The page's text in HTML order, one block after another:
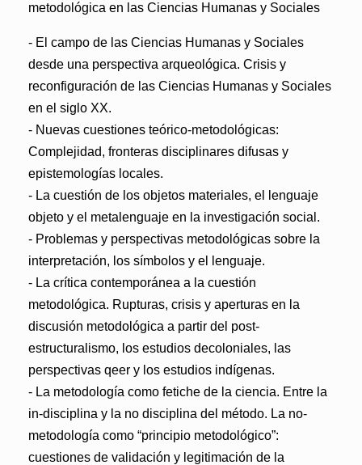
metodológica en las Ciencias Humanas y Sociales
- El campo de las Ciencias Humanas y Sociales
desde una perspectiva arqueológica. Crisis y
reconfiguración de las Ciencias Humanas y Sociales
en el siglo XX.
- Nuevas cuestiones teórico-metodológicas:
Complejidad, fronteras disciplinares difusas y
epistemologías locales.
- La cuestión de los objetos materiales, el lenguaje
objeto y el metalenguaje en la investigación social.
- Problemas y perspectivas metodológicas sobre la
interpretación, los símbolos y el lenguaje.
- La crítica contemporánea a la cuestión
metodológica. Rupturas, crisis y aperturas en la
discusión metodológica a partir del post-
estructuralismo, los estudios decoloniales, las
perspectivas qeer y los estudios indígenas.
- La metodología como fetiche de la ciencia. Entre la
in-disciplina y la no disciplina del método. La no-
metodología como “principio metodológico”:
cuestiones de validación y legitimación de la